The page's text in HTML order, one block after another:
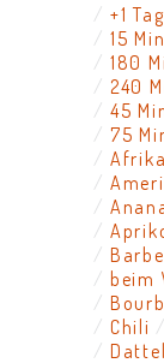
+1 Tag
15
180
240
45
75
beim
Chili